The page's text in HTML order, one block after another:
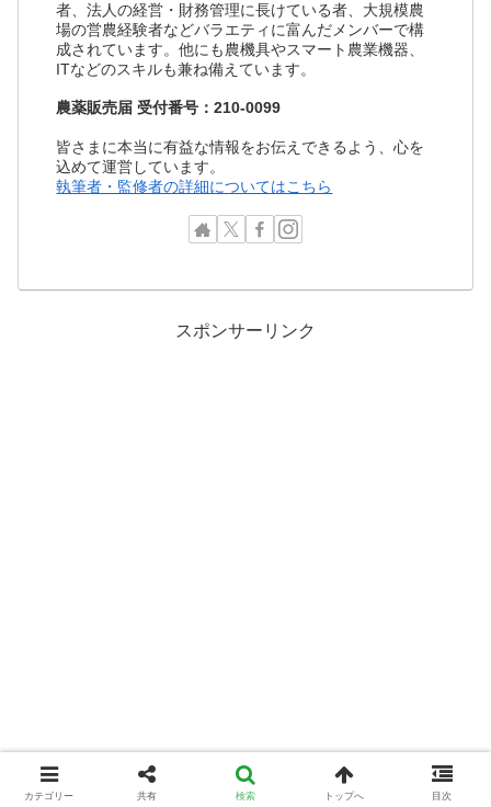
者、法人の経営・財務管理に長けている者、大規模農
場の営農経験者などバラエティに富んだメンバーで構
成されています。他にも農機具やスマート農業機器、
ITなどのスキルも兼ね備えています。
農薬販売届 受付番号：210-0099
皆さまに本当に有益な情報をお伝えできるよう、心を
込めて運営しています。
執筆者・監修者の詳細についてはこちら
スポンサーリンク
カテゴリー 共有 検索 トップへ 目次